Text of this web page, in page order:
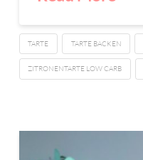
TARTE TARTE BACKEN
ZITRONENTARTE LOW CARB